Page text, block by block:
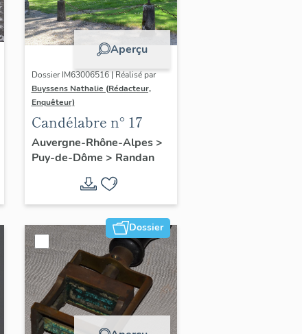
Aperçu
Dossier IM63006516 | Réalisé par
Buyssens Nathalie (Rédacteur,
Enquêteur)
Candélabre n° 17
Auvergne-Rhône-Alpes>
Puy-de-Dôme > Randan
Dossier